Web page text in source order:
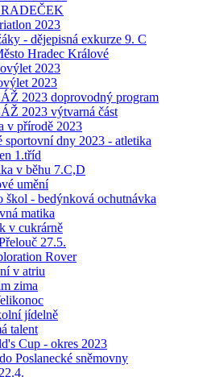
2023
- dějepisná exkurze 9. C
Hradec Králové
2023
2023
2023 doprovodný program
2023 výtvarná část
v přírodě 2023
sportovní dny 2023 - atletika
1.tříd
v běhu 7.C,D
umění
škol - bedýnková ochutnávka
matika
v cukrárně
27.5.
Rover
v atriu
zima
jídelně
talent
Cup - okres 2023
Poslanecké sněmovny